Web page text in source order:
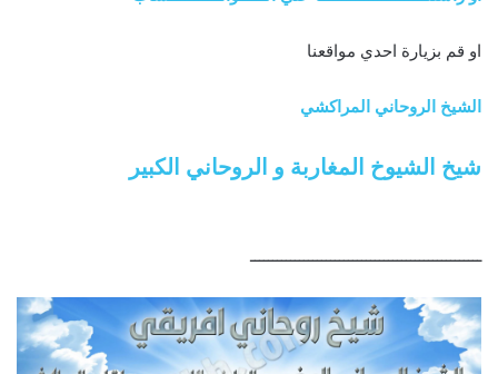
او قم بزيارة احدي مواقعنا
الشيخ الروحاني المراكشي
شيخ الشيوخ المغاربة و الروحاني الكبير
ــــــــــــــــــــــــــــــــــــــــــــــــــــ